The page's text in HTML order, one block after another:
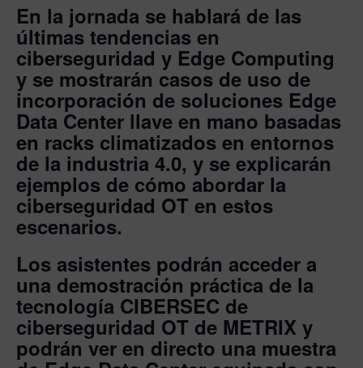
En la jornada se hablará de las
últimas tendencias en
ciberseguridad y Edge Computing
y se mostrarán casos de uso de
incorporación de soluciones Edge
Data Center llave en mano basadas
en racks climatizados en entornos
de la industria 4.0, y se explicarán
ejemplos de cómo abordar la
ciberseguridad OT en estos
escenarios.
Los asistentes podrán acceder a
una demostración práctica de la
tecnología CIBERSEC de
ciberseguridad OT de METRIX y
podrán ver en directo una muestra